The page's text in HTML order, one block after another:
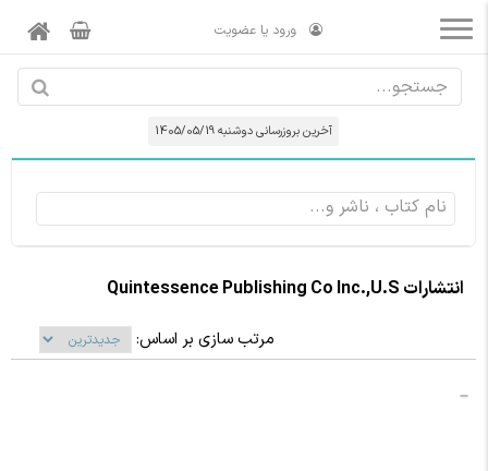
ورود یا عضویت
آخرین بروزرسانی دوشنبه 1405/05/19
انتشارات Quintessence Publishing Co Inc.,U.S
مرتب سازی بر اساس: